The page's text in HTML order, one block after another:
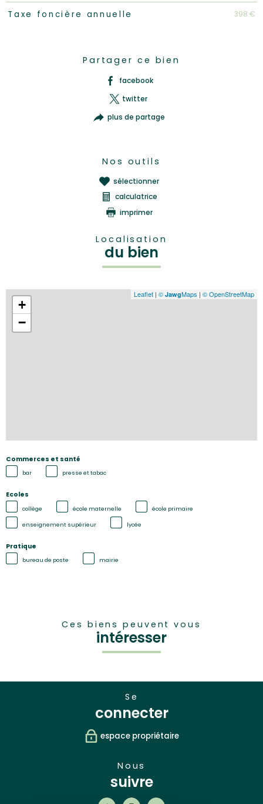
Taxe foncière annuelle 398 €
Partager ce bien
facebook
twitter
plus de partage
Nos outils
sélectionner
calculatrice
imprimer
Localisation
du bien
+
−
Leaflet | © JawgMaps | © OpenStreetMap
Commerces et santé
bar presse et tabac
Ecoles
collège école maternelle école primaire
enseignement supérieur lycée
Pratique
bureau de poste mairie
Ces biens peuvent vous
intéresser
se
connecter
espace propriétaire
nous
suivre